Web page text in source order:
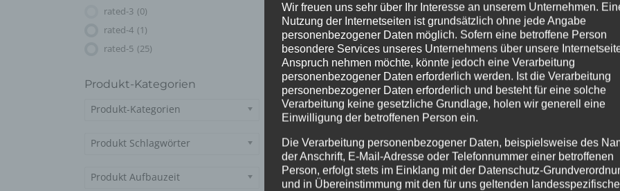
Der nächste Founder Summit ist übrigens schon geplant! 🔥
Mit Top-Speakern für alle, die sich inspirieren lassen wollen und ihre
Freu Dich auf:
✅ 2 Tage voller Live-Content
✅ Tipps und Tricks von Gründer/innen für Gründer/innen
✅ Networking mit den besten Gründern, Unternehmen und Investoren
✅ Internationale Showacts und vieles mehr!
Sei dabei und lass Dich von der einzigartigen Atmosphäre des Founder
https://
#foundersummit #bühnendekoration #entree #outdoorskulpturen
#airpass #airletter
rated-3 (0)
rated-4 (1)
rated-5 (25)
Produkt-Kategorien
Produkt-Kategorien
Produkt Schlagwörter
Produkt Aufbauzeit
Wir freuen uns sehr über Ihr Interesse an unserem Unternehmen.
Nutzung der Internetseiten ist grundsätzlich ohne jede Angabe
personenbezogener Daten möglich. Sofern eine betroffene Person
besondere Services unseres Unternehmens über unsere
Anspruch nehmen möchte, könnte jedoch eine Verarbeitung
personenbezogener Daten erforderlich werden. Ist die Verarbeitung
personenbezogener Daten erforderlich und besteht für eine solche
Verarbeitung keine gesetzliche Grundlage, holen wir generell eine
Einwilligung der betroffenen Person ein.
Die Verarbeitung personenbezogener Daten, beispielsweise des
der Anschrift, E-Mail-Adresse oder Telefonnummer einer betroffenen
Person, erfolgt stets im Einklang mit der Datenschutz-
und in Übereinstimmung mit den für uns geltenden